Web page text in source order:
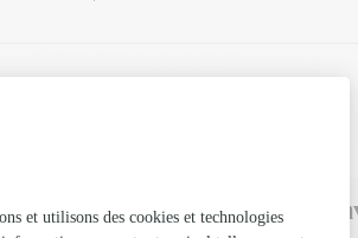
à Ocqueville et dans ses